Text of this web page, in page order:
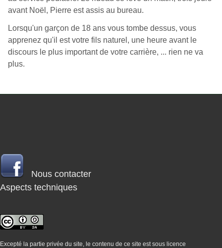
avant Noël, Pierre est assis au bureau.
Lorsqu'un garçon de 18 ans vous tombe dessus, vous
apprenez qu'il est votre fils naturel, une heure avant le
discours le plus important de votre carrière, ... rien ne va
plus.
Nous contacter
Aspects techniques
Excepté la partie privée du site, le contenu de ce site est sous licence